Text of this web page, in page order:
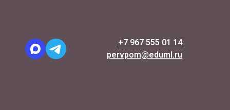
+7 967 555 01 14
pervpom@eduml.ru